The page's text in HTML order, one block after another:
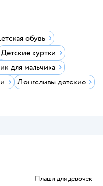
обувь
Детские куртки
для мальчика
Лонгсливы детские
Плащи для девочек